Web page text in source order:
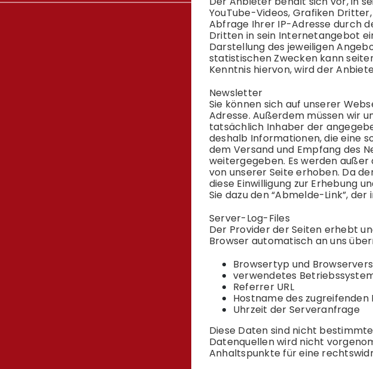
YouTube-Videos, Grafiken
Abfrage Ihrer IP-Adresse durch
Dritten in sein Internetangebot
Darstellung des jeweiligen
statistischen Zwecken kann
Kenntnis hiervon, wird der
Newsletter
Sie können sich auf unserer
Adresse. Außerdem müssen wir
tatsächlich Inhaber der
deshalb Informationen, die eine
dem Versand und Empfang des
weitergegeben. Es werden
von unserer Seite erhoben. Da
diese Einwilligung zur Erhebung
Sie dazu den “Abmelde-Link”,
Server-Log-Files
Der Provider der Seiten erhebt
Browser automatisch an uns
Browsertyp und
verwendetes
Referrer URL
Hostname des zugreifenden
Uhrzeit der Serveranfrage
Diese Daten sind nicht
Datenquellen wird nicht
Anhaltspunkte für eine